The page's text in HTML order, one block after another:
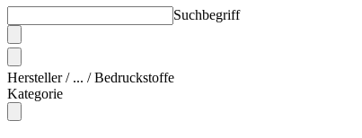
Suchbegriff
Hersteller / ... / Bedruckstoffe
Kategorie